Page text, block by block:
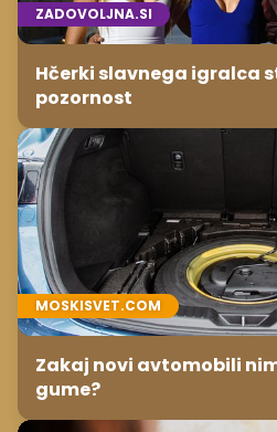
ZADOVOLJNA.SI
Hčerki slavnega igralca
pozornost
MOSKISVET.COM
Zakaj novi avtomobili
gume?